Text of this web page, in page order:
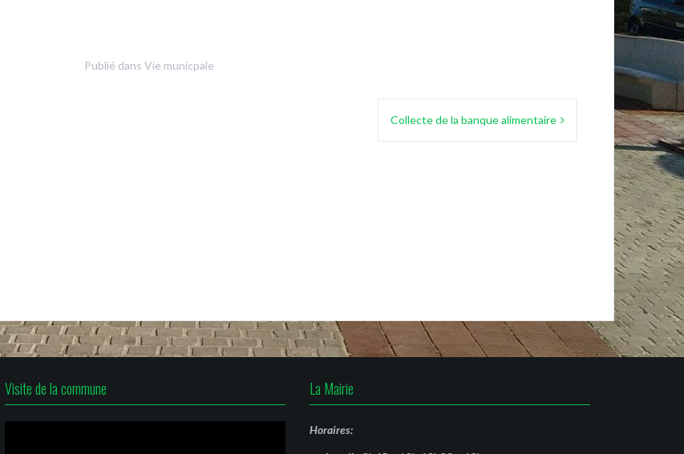
Publié dans Vie municpale
Collecte de la banque alimentaire
Visite de la commune La Mairie
Horaires: